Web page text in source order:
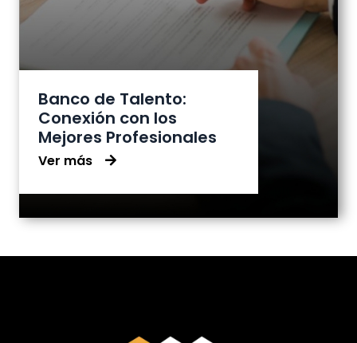
Banco de Talento:
Conexión con los
Mejores Profesionales
Ver más